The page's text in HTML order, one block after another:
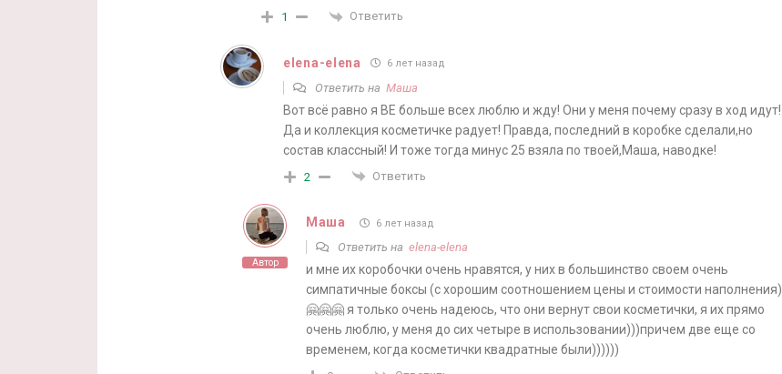
1 Ответить
elena-elena 6 лет назад
Ответить на Маша
Вот всё равно я ВЕ больше всех люблю и жду! Они у меня почему сразу в ход идут!
Да и коллекция косметичке радует! Правда, последний в коробке сделали,но
состав классный! И тоже тогда минус 25 взяла по твоей,Маша, наводке!
2 Ответить
Автор
Маша 6 лет назад
Ответить на elena-elena
и мне их коробочки очень нравятся, у них в большинство своем очень
симпатичные боксы (с хорошим соотношением цены и стоимости наполнения)
🤗🤗🤗 я только очень надеюсь, что они вернут свои косметички, я их прямо
очень люблю, у меня до сих четыре в использовании)))причем две еще со
временем, когда косметички квадратные были))))))